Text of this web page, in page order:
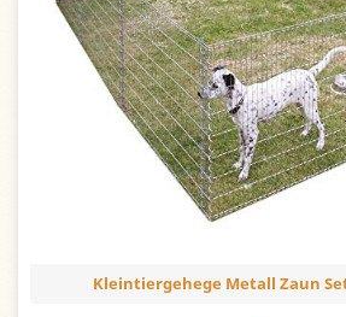
Kleintiergehege Metall Zaun